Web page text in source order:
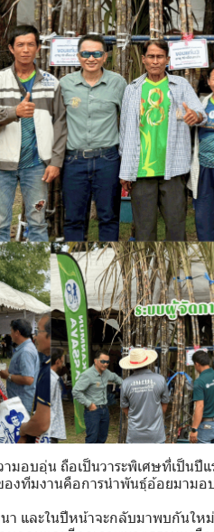
ามอบอุ่น ถือเป็นวาระพิเศษที่เป็น
งทีมงานคือการนำพันธุ์อ้อยมามอ
า และในปีหน้าจะกลับมาพบกัน